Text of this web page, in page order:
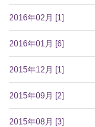
2016年02月 [1]
2016年01月 [6]
2015年12月 [1]
2015年09月 [2]
2015年08月 [3]